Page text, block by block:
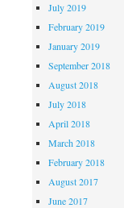
July 2019
February 2019
January 2019
September 2018
August 2018
July 2018
April 2018
March 2018
February 2018
August 2017
June 2017